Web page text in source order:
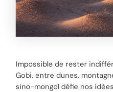
Impossible de rester
Gobi, entre dunes,
sino-mongol défie nos